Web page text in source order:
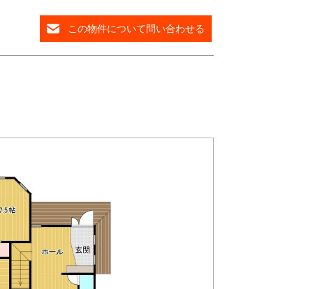
この物件について問い合わせる